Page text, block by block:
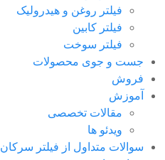
فیلتر روغن و هیدرولیک
فیلتر کابین
فیلتر سوخت
جست و جوی محصولات
فروش
آموزش
مقالات تخصصی
ویدئو ها
سوالات متداول از فیلتر سرکان